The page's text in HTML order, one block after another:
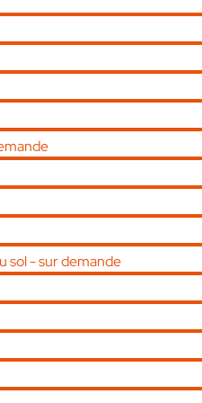
sol - sur demande